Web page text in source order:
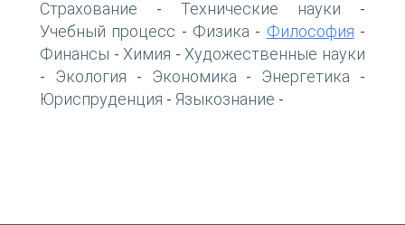
Страхование - Технические науки -
Учебный процесс - Физика - Философия -
Финансы - Химия - Художественные науки
- Экология - Экономика - Энергетика -
Юриспруденция - Языкознание -